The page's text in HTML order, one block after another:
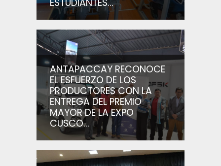
ESTUDIANTES...
ANTAPACCAY RECONOCE
EL ESFUERZO DE LOS
PRODUCTORES CON LA
ENTREGA DEL PREMIO
MAYOR DE LA EXPO
CUSCO...